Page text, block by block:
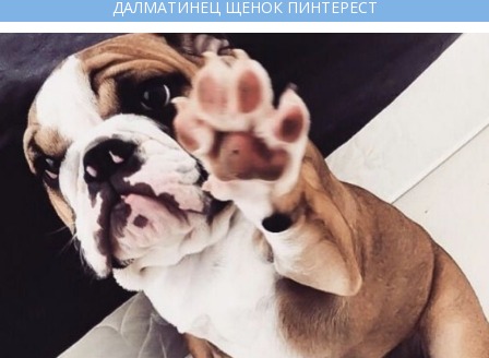
ДАЛМАТИНЕЦ ЩЕНОК ПИНТЕРЕСТ